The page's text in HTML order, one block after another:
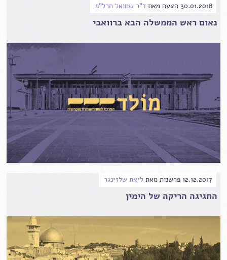
30.01.2018 הצעה מאת ד"ר שמואל חרל"פ
נאום ראש הממשלה הבא ברוואבי
12.12.2017 פרשנות מאת ליאת שלזינגר
החגיגה הריקה של הימין